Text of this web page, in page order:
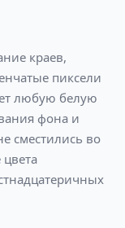
краев,
пиксели
любую белую
фона и
сместились во